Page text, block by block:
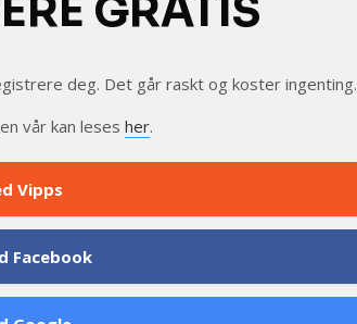
GRATIS
deg. Det går raskt og koster ingenting.
vår kan leses her.
Vipps
Facebook